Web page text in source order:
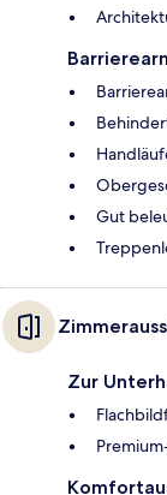
Gut
Zur